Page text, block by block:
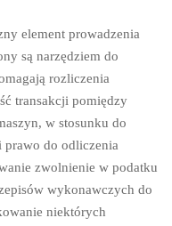
element prowadzenia
są narzędziem do
rozliczenia
transakcji pomiędzy
w stosunku do
prawo do odliczenia
zwolnienie w podatku
wykonawczych do
niektórych